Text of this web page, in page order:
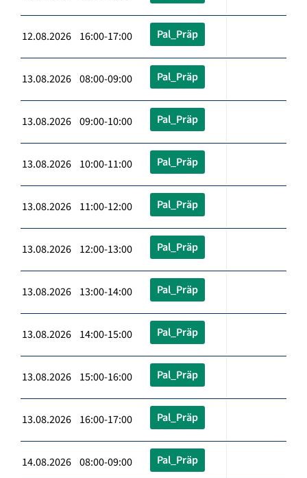
12.08.2026 16:00-17:00 Pal_Präp
13.08.2026 08:00-09:00 Pal_Präp
13.08.2026 09:00-10:00 Pal_Präp
13.08.2026 10:00-11:00 Pal_Präp
13.08.2026 11:00-12:00 Pal_Präp
13.08.2026 12:00-13:00 Pal_Präp
13.08.2026 13:00-14:00 Pal_Präp
13.08.2026 14:00-15:00 Pal_Präp
13.08.2026 15:00-16:00 Pal_Präp
13.08.2026 16:00-17:00 Pal_Präp
14.08.2026 08:00-09:00 Pal_Präp